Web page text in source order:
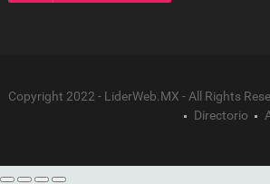
Copyright 2022 - LiderWeb.MX - All Rights
Directorio